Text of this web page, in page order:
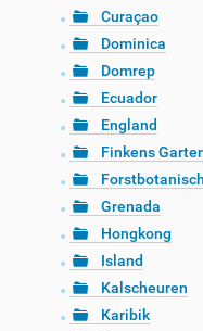
Curaçao
Dominica
Domrep
Ecuador
England
Finkens
Grenada
Hongkong
Island
Kalscheuren
Karibik